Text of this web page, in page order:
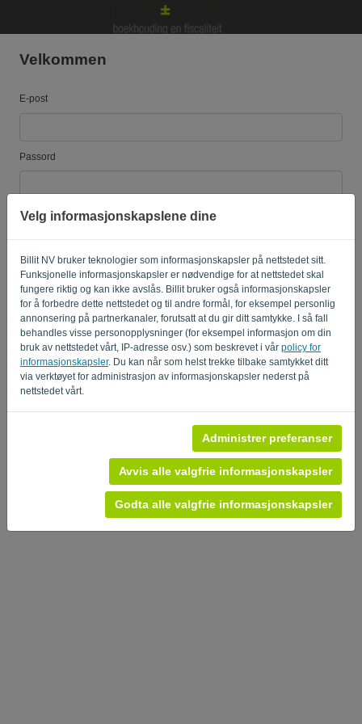
Velg informasjonskapslene dine
Billit NV bruker teknologier som informasjonskapsler på nettstedet sitt.
Funksjonelle informasjonskapsler er nødvendige for at nettstedet skal
fungere riktig og kan ikke avslås. Billit bruker også informasjonskapsler
for å forbedre dette nettstedet og til andre formål, for eksempel personlig
annonsering på partnerkanaler, forutsatt at du gir ditt samtykke. I så fall
behandles visse personopplysninger (for eksempel informasjon om din
bruk av nettstedet vårt, IP-adresse osv.) som beskrevet i vår policy for
informasjonskapsler. Du kan når som helst trekke tilbake samtykket ditt
via verktøyet for administrasjon av informasjonskapsler nederst på
nettstedet vårt.
Administrer preferanser
Avvis alle valgfrie informasjonskapsler
Godta alle valgfrie informasjonskapsler
Velkommen
E-post
Passord
Husk meg
LOGG INN
Personvernerklæring